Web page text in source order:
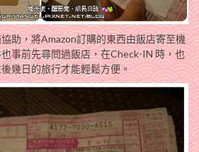
助，將Amazon訂購的東西由飯店寄至機
事前先尋問過飯店，在Check-IN 時，也
幾日的旅行才能輕鬆方便。